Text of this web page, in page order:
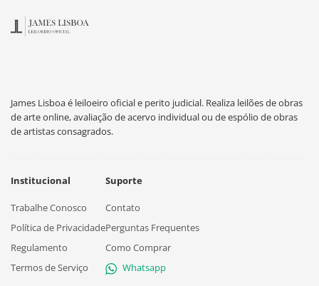
James Lisboa é leiloeiro oficial e perito judicial. Realiza leilões de obras
de arte online, avaliação de acervo individual ou de espólio de obras
de artistas consagrados.
Institucional
Trabalhe Conosco
Política de Privacidade
Regulamento
Termos de Serviço
Suporte
Contato
Perguntas Frequentes
Como Comprar
Whatsapp